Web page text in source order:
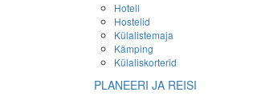
Hotell
Hostelid
Külalistemaja
Kämping
Külaliskorterid
PLANEERI JA REISI